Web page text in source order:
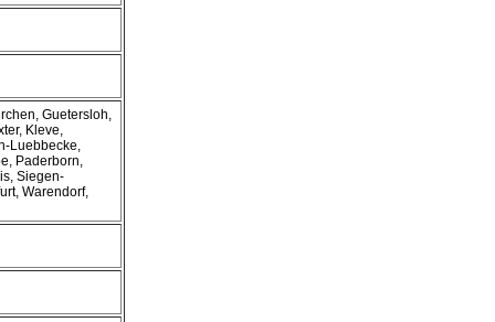
Guetersloh,
Kleve,
Luebbecke,
Paderborn,
Siegen-
Warendorf,